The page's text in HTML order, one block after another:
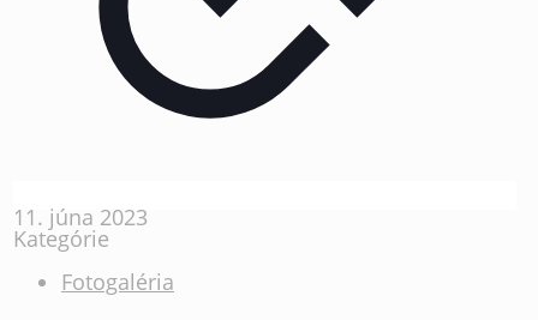
11. júna 2023
Kategórie
Fotogaléria